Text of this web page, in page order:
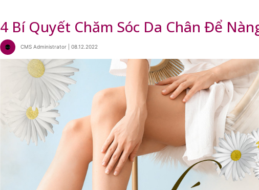
4 Bí Quyết Chăm Sóc Da Chân Để
CMS Administrator | 08.12.2022